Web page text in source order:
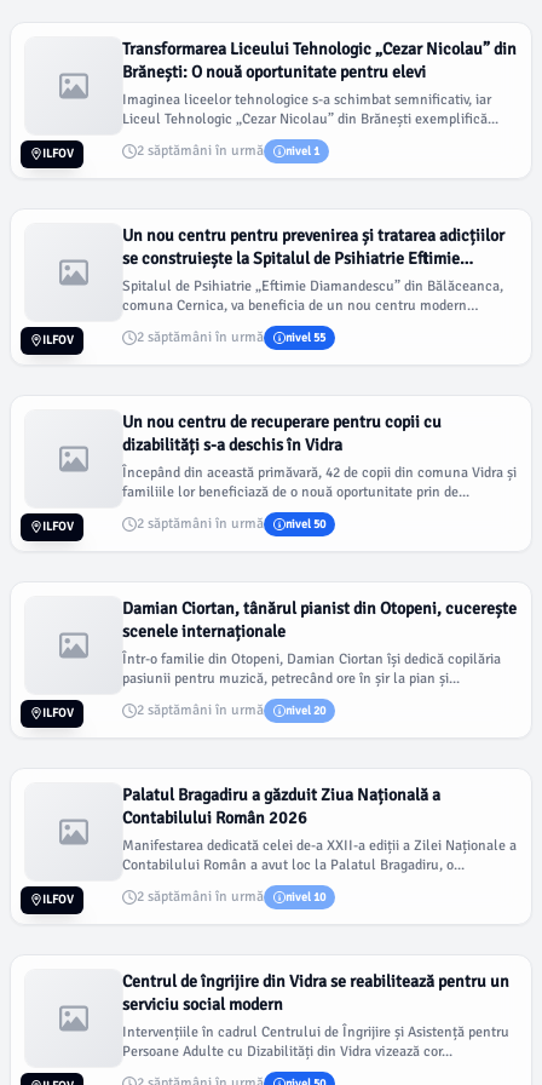
Transformarea Liceului Tehnologic „Cezar Nicolau” din
Brănești: O nouă oportunitate pentru elevi
Imaginea liceelor tehnologice s-a schimbat semnificativ, iar
Liceul Tehnologic „Cezar Nicolau” din Brănești exemplifică...
2 săptămâni în urmă
nivel 1
ILFOV
Un nou centru pentru prevenirea și tratarea adicțiilor
se construiește la Spitalul de Psihiatrie Eftimie
Diamandescu
Spitalul de Psihiatrie „Eftimie Diamandescu” din Bălăceanca,
comuna Cernica, va beneficia de un nou centru modern
2 săptămâni în urmă nivel 55
ILFOV
Un nou centru de recuperare pentru copii cu
dizabilități s-a deschis în Vidra
Începând din această primăvară, 42 de copii din comuna Vidra și
familiile lor beneficiază de o nouă oportunitate prin de...
2 săptămâni în urmă
nivel 50
ILFOV
Damian Ciortan, tânărul pianist din Otopeni, cucerește
scenele internaționale
Într-o familie din Otopeni, Damian Ciortan își dedică copilăria
pasiunii pentru muzică, petrecând ore în șir la pian și...
2 săptămâni în urmă
nivel 20
ILFOV
Palatul Bragadiru a găzduit Ziua Națională a
Contabilului Român 2026
Manifestarea dedicată celei de-a XXII-a ediții a Zilei Naționale a
Contabilului Român a avut loc la Palatul Bragadiru, o...
2 săptămâni în urmă
nivel 10
ILFOV
Centrul de îngrijire din Vidra se reabilitează pentru un
serviciu social modern
Intervențiile în cadrul Centrului de Îngrijire și Asistență pentru
Persoane Adulte cu Dizabilități din Vidra vizează cor...